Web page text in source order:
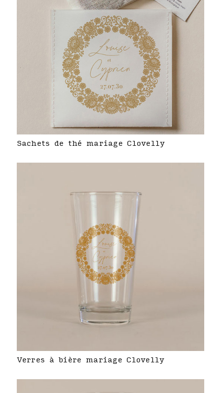
Sachets de thé mariage Clovelly
Verres à bière mariage Clovelly